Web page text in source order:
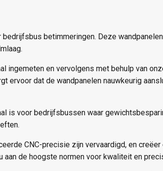
betimmeringen. Deze
ingemeten en vervolgens met behulp van
dat de wandpanelen nauwkeurig
is voor bedrijfsbussen waar
CNC-precisie zijn vervaardigd, en
de hoogste normen voor kwaliteit en